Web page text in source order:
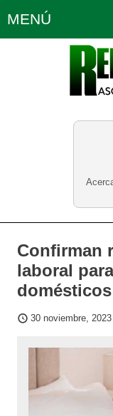
MENÚ
Política
Confirman
laboral
domésticos
30 noviembre, 2023